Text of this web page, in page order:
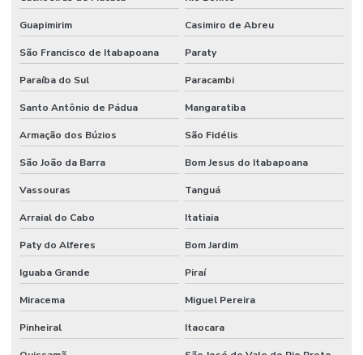
Guapimirim Casimiro de Abreu
São Francisco de Itabapoana Paraty
Paraíba do Sul Paracambi
Santo Antônio de Pádua Mangaratiba
Armação dos Búzios São Fidélis
São João da Barra Bom Jesus do Itabapoana
Vassouras Tanguá
Arraial do Cabo Itatiaia
Paty do Alferes Bom Jardim
Iguaba Grande Piraí
Miracema Miguel Pereira
Pinheiral Itaocara